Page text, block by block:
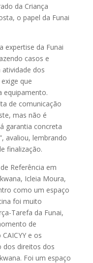
da Criança
o papel da Funai
expertise da Funai
casos e
dos
que
equipamento.
de comunicação
mas não é
garantia concreta
avaliou, lembrando
finalização.
Referência em
Icleia Moura,
como um espaço
foi muito
Tarefa da Funai,
de
e os
dos direitos dos
Foi um espaço